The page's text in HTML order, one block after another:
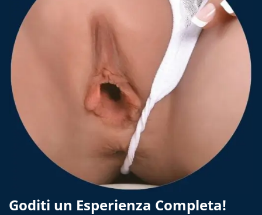
Goditi un Esperienza Completa!